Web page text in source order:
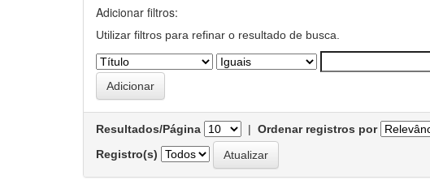
Adicionar filtros:
Utilizar filtros para refinar o resultado de busca.
Resultados/Página | Ordenar registros por
Registro(s)